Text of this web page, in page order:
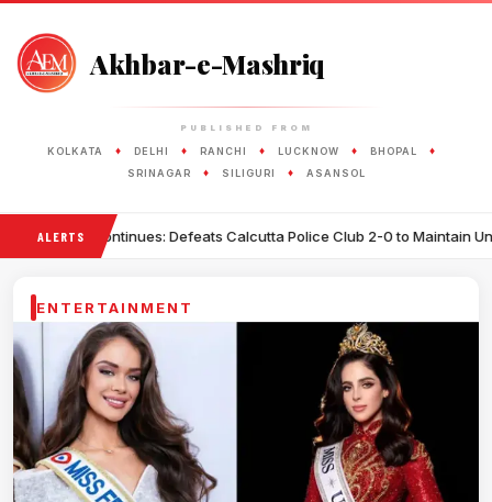
Akhbar-e-Mashriq
PUBLISHED FROM
KOLKATA ♦ DELHI ♦ RANCHI ♦ LUCKNOW ♦ BHOPAL ♦
SRINAGAR ♦ SILIGURI ♦ ASANSOL
ALERTSDefeats Calcutta Police Club 2-0 to Maintain Unbeaten Record
ENTERTAINMENT